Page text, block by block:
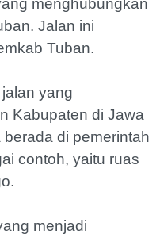
menghubungkan
Jalan ini
Tuban.
yang
Kabupaten di Jawa
di pemerintah
contoh, yaitu ruas
menjadi